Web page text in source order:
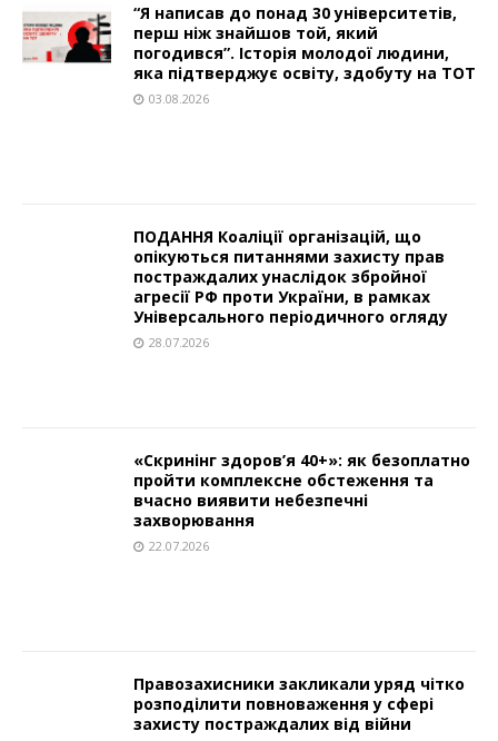
“Я написав до понад 30 університетів,
перш ніж знайшов той, який
погодився”. Історія молодої людини,
яка підтверджує освіту, здобуту на ТОТ
03.08.2026
ПОДАННЯ Коаліції організацій, що
опікуються питаннями захисту прав
постраждалих унаслідок збройної
агресії РФ проти України, в рамках
Універсального періодичного огляду
28.07.2026
«Скринінг здоров’я 40+»: як безоплатно
пройти комплексне обстеження та
вчасно виявити небезпечні
захворювання
22.07.2026
Правозахисники закликали уряд чітко
розподілити повноваження у сфері
захисту постраждалих від війни